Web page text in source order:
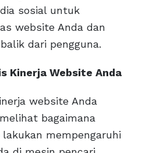
sosial untuk
website Anda dan
dari pengguna.
Kinerja Website Anda
website Anda
bagaimana
mempengaruhi